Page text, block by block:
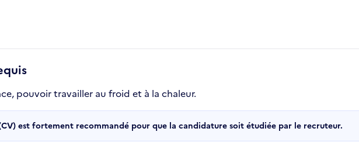
pouvoir travailler au froid et à la chaleur.
est fortement recommandé pour que la candidature soit étudiée par le recruteur.